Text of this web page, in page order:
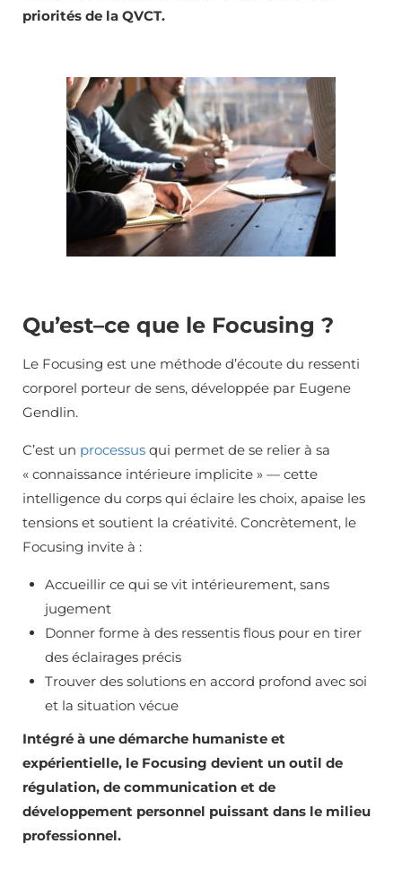
priorités de la QVCT.
Qu’est–ce que le Focusing ?
Le Focusing est une méthode d’écoute du ressenti
corporel porteur de sens, développée par Eugene
Gendlin.
C’est un processus qui permet de se relier à sa
« connaissance intérieure implicite » — cette
intelligence du corps qui éclaire les choix, apaise les
tensions et soutient la créativité. Concrètement, le
Focusing invite à :
Accueillir ce qui se vit intérieurement, sans
jugement
Donner forme à des ressentis flous pour en tirer
des éclairages précis
Trouver des solutions en accord profond avec soi
et la situation vécue
Intégré à une démarche humaniste et
expérientielle, le Focusing devient un outil de
régulation, de communication et de
développement personnel puissant dans le milieu
professionnel.